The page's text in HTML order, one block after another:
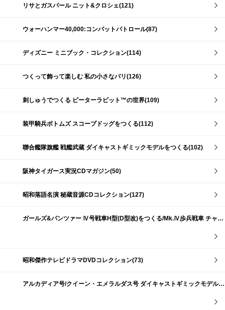
リサとガスパール ニット&クロシェ(121)
ウォーハンマー40,000:コンバットパトロール(87)
ディズニー ミニブック・コレクション(114)
つくって飾って楽しむ 私の小さなパリ(126)
刺しゅうでつくる ピーターラビット™の世界(109)
装甲騎兵ボトムズ スコープドッグをつくる(112)
聯合艦隊旗艦 戦艦武蔵 ダイキャストギミックモデルをつくる(102)
阪神タイガース実況CDマガジン(50)
昭和落語名演 秘蔵音源CDコレクション(127)
ガールズ&パンツァー Ⅳ号戦車H型(D型改)をつくる/Mk.Ⅳ歩兵戦車 チャーチルMk.Ⅶをつくる(191)
昭和傑作テレビドラマDVDコレクション(73)
アルカディア号/クイーン・エメラルダス号 ダイキャストギミックモデルをつくる(159)